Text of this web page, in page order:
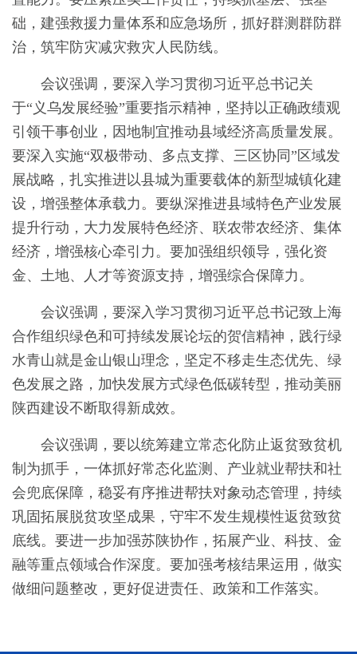
础，建强救援力量体系和应急场所，抓好群测群防群
治，筑牢防灾减灾救灾人民防线。
会议强调，要深入学习贯彻习近平总书记关
于“义乌发展经验”重要指示精神，坚持以正确政绩观
引领干事创业，因地制宜推动县域经济高质量发展。
要深入实施“双极带动、多点支撑、三区协同”区域发
展战略，扎实推进以县城为重要载体的新型城镇化建
设，增强整体承载力。要纵深推进县域特色产业发展
提升行动，大力发展特色经济、联农带农经济、集体
经济，增强核心牵引力。要加强组织领导，强化资
金、土地、人才等资源支持，增强综合保障力。
会议强调，要深入学习贯彻习近平总书记致上海
合作组织绿色和可持续发展论坛的贺信精神，践行绿
水青山就是金山银山理念，坚定不移走生态优先、绿
色发展之路，加快发展方式绿色低碳转型，推动美丽
陕西建设不断取得新成效。
会议强调，要以统筹建立常态化防止返贫致贫机
制为抓手，一体抓好常态化监测、产业就业帮扶和社
会兜底保障，稳妥有序推进帮扶对象动态管理，持续
巩固拓展脱贫攻坚成果，守牢不发生规模性返贫致贫
底线。要进一步加强苏陕协作，拓展产业、科技、金
融等重点领域合作深度。要加强考核结果运用，做实
做细问题整改，更好促进责任、政策和工作落实。